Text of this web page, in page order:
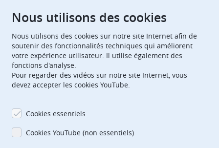
European Patent Office EPO Jobs
EuropeanPatentOffice
EPOorg EPOjobs
Nous utilisons des cookies
Nous utilisons des cookies sur notre site Internet afin de
soutenir des fonctionnalités techniques qui améliorent
votre expérience utilisateur. Il utilise également des
fonctions d'analyse.
Pour regarder des vidéos sur notre site Internet, vous
devez accepter les cookies YouTube.
Cookies essentiels
Cookies YouTube (non essentiels)